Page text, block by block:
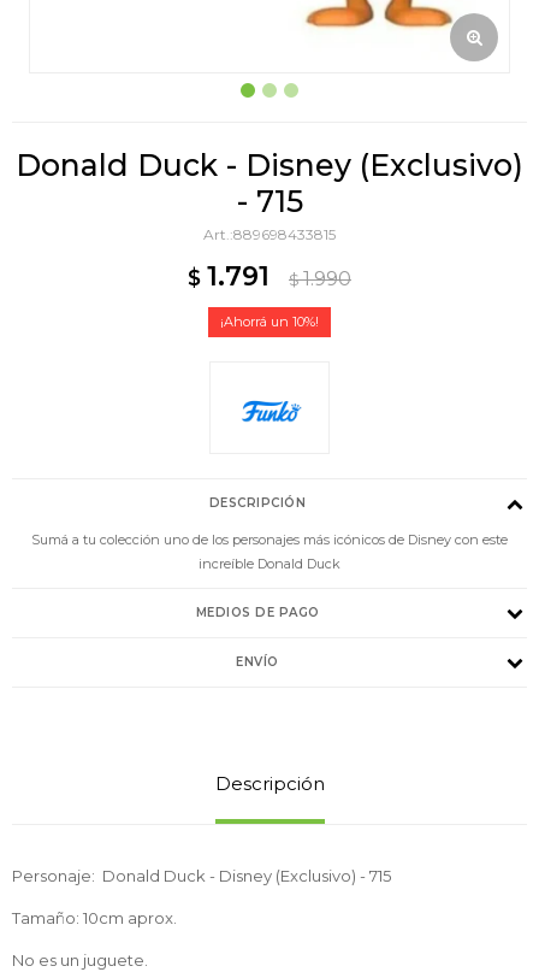
Donald Duck - Disney (Exclusivo)
- 715
889698433815
$ 1.791 $ 1.990
10
DESCRIPCIÓN
Sumá a tu colección uno de los personajes más icónicos de Disney con este
increíble Donald Duck
MEDIOS DE PAGO
ENVÍO
Descripción
Personaje: Donald Duck - Disney (Exclusivo) - 715
Tamaño: 10cm aprox.
No es un juguete.